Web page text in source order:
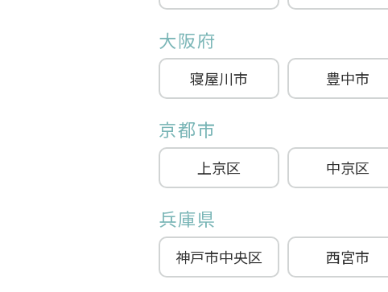
大阪府
寝屋川市 豊中市
京都市
上京区 中京区
兵庫県
神戸市中央区 西宮市